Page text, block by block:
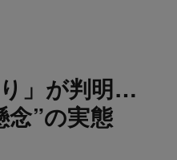
」が判明…
念”の実態